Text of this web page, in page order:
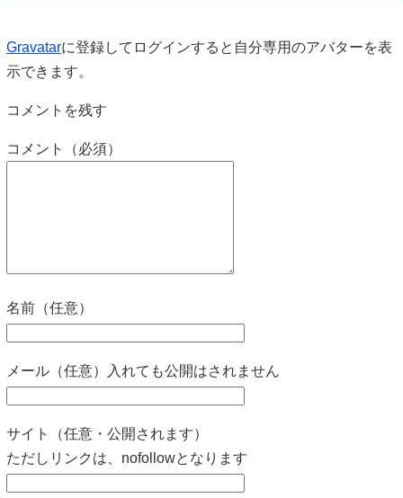
Gravatarに登録してログインすると自分専用のアバターを表
示できます。
コメントを残す
コメント（必須）
名前（任意）
メール（任意）入れても公開はされません
サイト（任意・公開されます）
ただしリンクは、nofollowとなります